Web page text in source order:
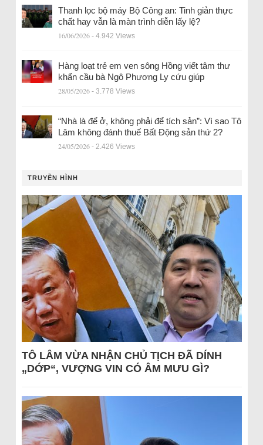
Thanh lọc bộ máy Bộ Công an: Tinh giản thực
chất hay vẫn là màn trình diễn lấy lệ?
16/06/2026 - 4.942 Views
Hàng loạt trẻ em ven sông Hồng viết tâm thư
khẩn cầu bà Ngô Phương Ly cứu giúp
28/05/2026 - 3.778 Views
“Nhà là để ở, không phải để tích sản”: Vì sao Tô
Lâm không đánh thuế Bất Động sản thứ 2?
24/05/2026 - 2.426 Views
TRUYỀN HÌNH
TÔ LÂM VỪA NHẬN CHỦ TỊCH ĐÃ DÍNH
„DỚP“, VƯỢNG VIN CÓ ÂM MƯU GÌ?